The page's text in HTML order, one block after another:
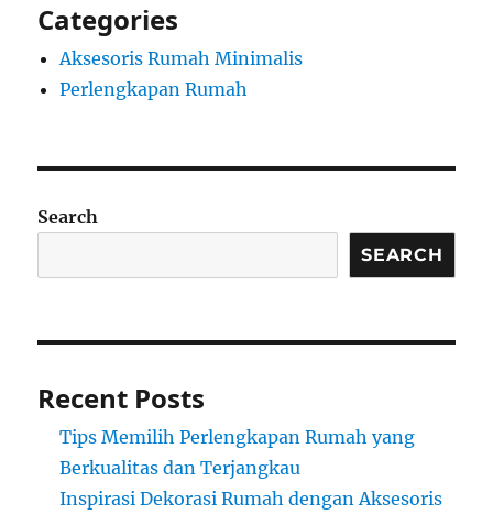
Categories
Aksesoris Rumah Minimalis
Perlengkapan Rumah
Search
SEARCH
Recent Posts
Tips Memilih Perlengkapan Rumah yang
Berkualitas dan Terjangkau
Inspirasi Dekorasi Rumah dengan Aksesoris